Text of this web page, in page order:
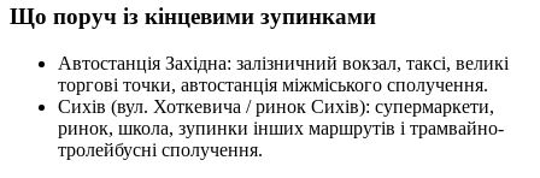
Що поруч із кінцевими зупинками
Автостанція Західна: залізничний вокзал, таксі, великі
торгові точки, автостанція міжміського сполучення.
Сихів (вул. Хоткевича / ринок Сихів): супермаркети,
ринок, школа, зупинки інших маршрутів і трамвайно-
тролейбусні сполучення.